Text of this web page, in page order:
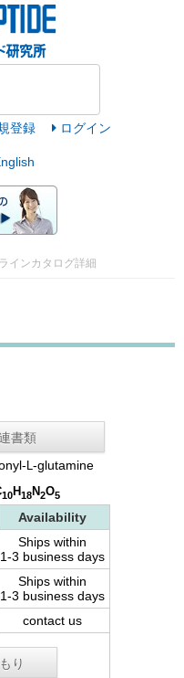
登録 ログイン
インカタログ詳細
書類
-glutamine
10H18N2O5
Availability
Ships within
1-3 business days
Ships within
1-3 business days
contact us
り